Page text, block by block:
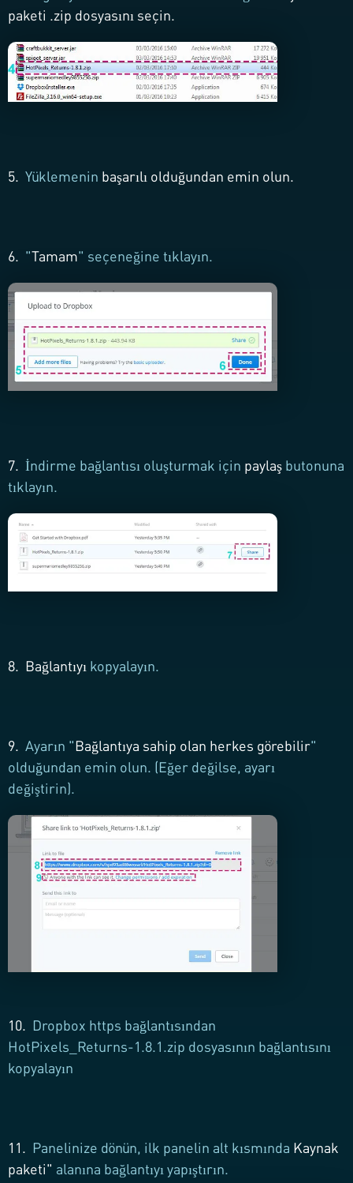
paketi .zip dosyasını seçin.
5. Yüklemenin başarılı olduğundan emin olun.
6. "Tamam" seçeneğine tıklayın.
7. İndirme bağlantısı oluşturmak için paylaş butonuna
tıklayın.
8. Bağlantıyı kopyalayın.
9. Ayarın "Bağlantıya sahip olan herkes görebilir"
olduğundan emin olun. (Eğer değilse, ayarı
değiştirin).
10. Dropbox https bağlantısından
HotPixels_Returns-1.8.1.zip dosyasının bağlantısını
kopyalayın
11. Panelinize dönün, ilk panelin alt kısmında Kaynak
paketi" alanına bağlantıyı yapıştırın.